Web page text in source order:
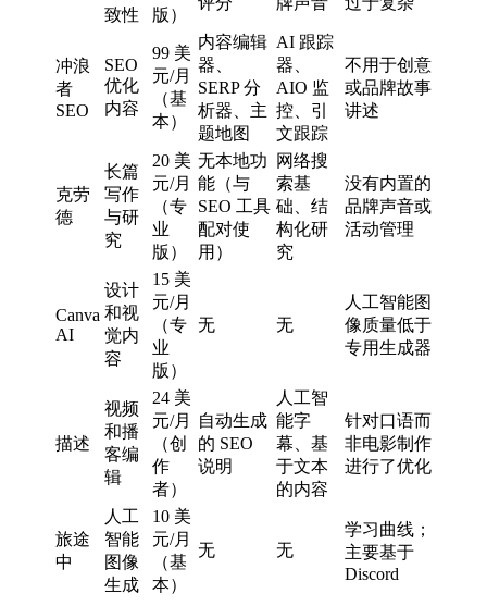
致性
版）
冲浪
者
SEO
SEO
优化
内容
99 美
元/月
（基
本）
内容编辑
器、
SERP 分
析器、主
题地图
AI 跟踪
器、
AIO 监
控、引
文跟踪
不用于创意
或品牌故事
讲述
克劳
德
长篇
写作
与研
究
20 美
元/月
（专
业
版）
无本地功
能（与
SEO 工具
配对使
用）
网络搜
索基
础、结
构化研
究
没有内置的
品牌声音或
活动管理
Canva
AI
设计
和视
觉内
容
15 美
元/月
（专
业
版）
无 无
人工智能图
像质量低于
专用生成器
描述
视频
和播
客编
辑
24 美
元/月
（创
作
者）
自动生成
的 SEO
说明
人工智
能字
幕、基
于文本
的内容
针对口语而
非电影制作
进行了优化
旅途
中
人工
智能
图像
生成
10 美
元/月
（基
本）
无 无
学习曲线；
主要基于
Discord